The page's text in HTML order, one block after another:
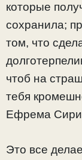
которые
сохранила;
том, что
чтоб на
тебя
Ефрема
Это все